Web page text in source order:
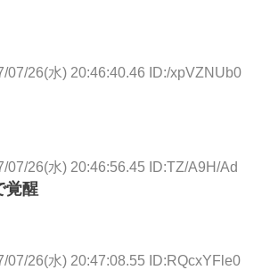
07/26(水) 20:46:40.46 ID:/xpVZNUb0
07/26(水) 20:46:56.45 ID:TZ/A9H/Ad
覚醒
07/26(水) 20:47:08.55 ID:RQcxYFle0